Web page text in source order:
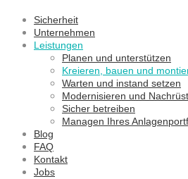
Sicherheit
Unternehmen
Leistungen
Planen und unterstützen
Kreieren, bauen und
Warten und instand setzen
Modernisieren und
Sicher betreiben
Managen Ihres
Blog
FAQ
Kontakt
Jobs